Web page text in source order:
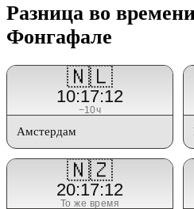
Разница во
Фонгафале
🇳🇱
10:17:12
−10ч
Амстердам
🇳🇿
20:17:12
То же время